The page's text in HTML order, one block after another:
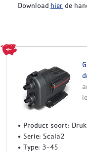
Download hier de
Product soort:
Serie: Scala2
Type: 3-45